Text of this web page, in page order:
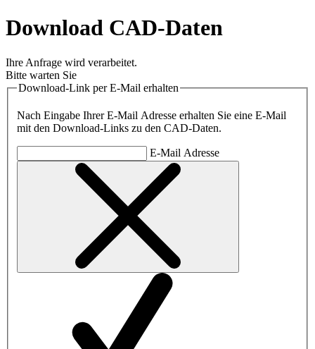
Download CAD-Daten
Ihre Anfrage wird verarbeitet.
Bitte warten Sie
Download-Link per E-Mail erhalten
Nach Eingabe Ihrer E-Mail Adresse erhalten Sie eine E-Mail
mit den Download-Links zu den CAD-Daten.
E-Mail Adresse